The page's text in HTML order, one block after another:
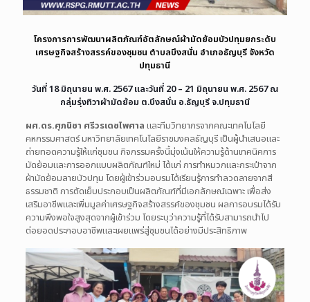
โครงการการพัฒนาผลิตภัณฑ์อัตลักษณ์ผ้ามัดย้อมบัวปทุมยกระดับ
เศรษฐกิจสร้างสรรค์ของชุมชน ตำบลบึงสนั่น อำเภอธัญบุรี จังหวัด
ปทุมธานี
วันที่ 18 มิถุนายน พ.ศ. 2567 และวันที่ 20 – 21 มิถุนายน พ.ศ. 2567ณ
กลุ่มรุ่งทิวาผ้ามัดย้อม ต.บึงสนั่น อ.ธัญบุรี จ.ปทุมธานี
ผศ.ดร.ศุภนิชา ศรีวรเดชไพศาล และทีมวิทยากรจากคณะเทคโนโลยี
คหกรรมศาสตร์ มหาวิทยาลัยเทคโนโลยีราชมงคลธัญบุรี เป็นผู้นำเสนอและ
ถ่ายทอดความรู้ให้แก่ชุมชน กิจกรรมครั้งนี้มุ่งเน้นให้ความรู้ด้านเทคนิคการ
มัดย้อมและการออกแบบผลิตภัณฑ์ใหม่ ได้แก่ การทำหมวกและกระเป๋าจาก
ผ้ามัดย้อมลายบัวปทุม โดยผู้เข้าร่วมอบรมได้เรียนรู้การทำลวดลายจากสี
ธรรมชาติ การตัดเย็บประกอบเป็นผลิตภัณฑ์ที่มีเอกลักษณ์เฉพาะ เพื่อส่ง
เสริมอาชีพและเพิ่มมูลค่าเศรษฐกิจสร้างสรรค์ของชุมชน ผลการอบรมได้รับ
ความพึงพอใจสูงสุดจากผู้เข้าร่วม โดยระบุว่าความรู้ที่ได้รับสามารถนำไป
ต่อยอดประกอบอาชีพและเผยแพร่สู่ชุมชนได้อย่างมีประสิทธิภาพ